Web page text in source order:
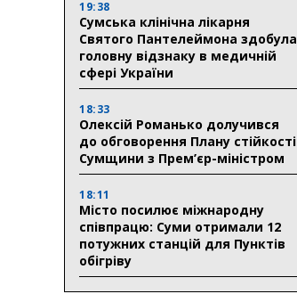
19:38
Сумська клінічна лікарня
Святого Пантелеймона здобула
головну відзнаку в медичній
сфері України
18:33
Олексій Романько долучився
до обговорення Плану стійкості
Сумщини з Прем’єр-міністром
18:11
Місто посилює міжнародну
співпрацю: Суми отримали 12
потужних станцій для Пунктів
обігріву